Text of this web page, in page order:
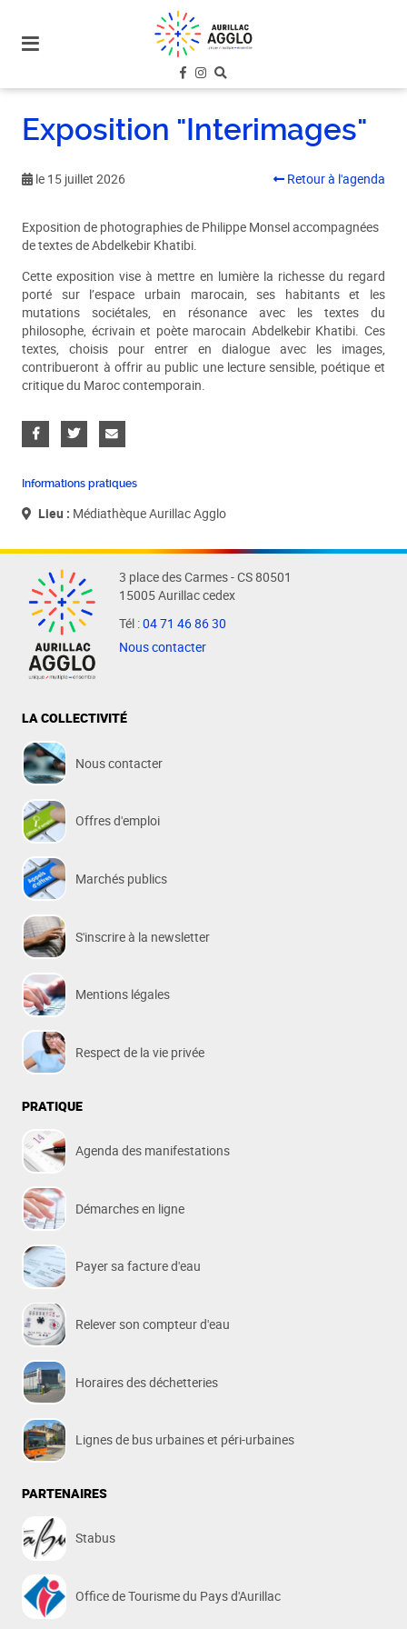
site
menu
contenu
Exposition "Interimages"
le 15 juillet 2026 Retour à l'agenda
Exposition de photographies de Philippe Monsel accompagnées
de textes de Abdelkebir Khatibi.
Cette exposition vise à mettre en lumière la richesse du regard
porté sur l’espace urbain marocain, ses habitants et les
mutations sociétales, en résonance avec les textes du
philosophe, écrivain et poète marocain Abdelkebir Khatibi. Ces
textes, choisis pour entrer en dialogue avec les images,
contribueront à offrir au public une lecture sensible, poétique et
critique du Maroc contemporain.
Informations pratiques
Lieu : Médiathèque Aurillac Agglo
3 place des Carmes - CS 80501
15005 Aurillac cedex
Tél :04 71 46 86 30
Nous contacter
LA COLLECTIVITÉ
Nous contacter
Offres d'emploi
Marchés publics
S'inscrire à la newsletter
Mentions légales
Respect de la vie privée
PRATIQUE
Agenda des manifestations
Démarches en ligne
Payer sa facture d'eau
Relever son compteur d'eau
Horaires des déchetteries
Lignes de bus urbaines et péri-urbaines
PARTENAIRES
Stabus
Office de Tourisme du Pays d'Aurillac